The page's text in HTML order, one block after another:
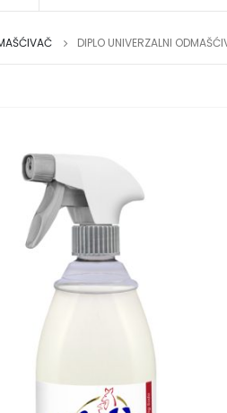
DIPLO UNIVERZALNI